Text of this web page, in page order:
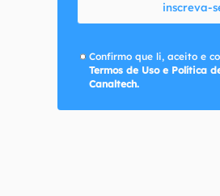
inscreva-
Confirmo que li, aceito e
Termos de Uso e Política
Canaltech.